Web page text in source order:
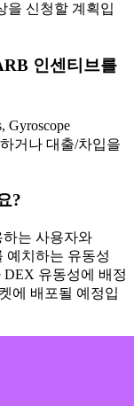
을 신청할 계획입
인센티브를
Gyroscope
거나 대출/차입을
?
하는 사용자와
예치하는 유동성
DEX 유동성에 배정
에 배포될 예정입